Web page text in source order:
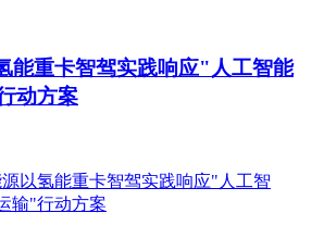
能重卡智驾实践响应"人工智能
动方案